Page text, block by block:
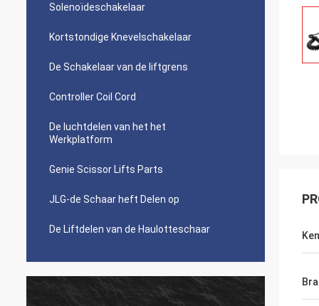
Solenoïdeschakelaar
Kortstondige Knevelschakelaar
De Schakelaar van de liftgrens
Controller Coil Cord
De luchtdelen van het het
Werkplatform
Genie Scissor Lifts Parts
JLG-de Schaar heft Delen op
De Liftdelen van de Haulotteschaar